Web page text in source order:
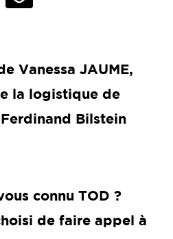
Vanessa JAUME,
la logistique de
Bilstein
connu TOD ?
de faire appel à